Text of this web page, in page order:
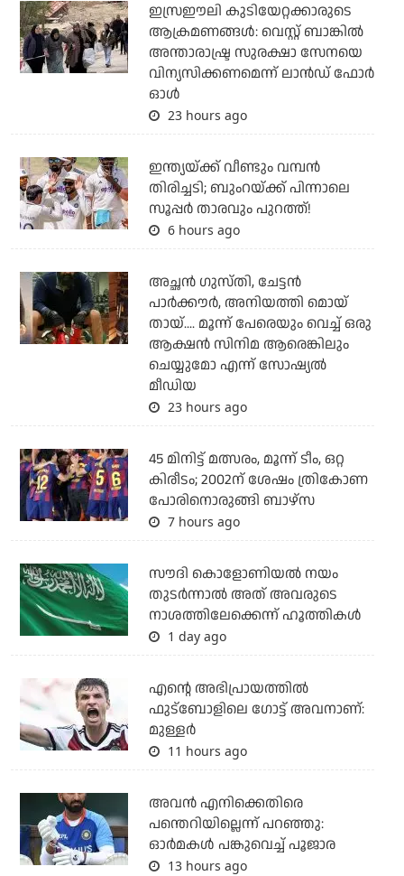
ഇസ്രഈലി കുടിയേറ്റക്കാരുടെ
ആക്രമണങ്ങള്‍: വെസ്റ്റ് ബാങ്കില്‍
അന്താരാഷ്ട്ര സുരക്ഷാ സേനയെ
വിന്യസിക്കണമെന്ന് ലാന്‍ഡ് ഫോര്‍
ഓള്‍
23 hours ago
ഇന്ത്യയ്ക്ക് വീണ്ടും വമ്പന്‍
തിരിച്ചടി; ബുംറയ്ക്ക് പിന്നാലെ
സൂപ്പര്‍ താരവും പുറത്ത്!
6 hours ago
അച്ഛന്‍ ഗുസ്തി, ചേട്ടന്‍
പാര്‍ക്കൗര്‍, അനിയത്തി മൊയ്
തായ്.... മൂന്ന് പേരെയും വെച്ച് ഒരു
ആക്ഷന്‍ സിനിമ ആരെങ്കിലും
ചെയ്യുമോ എന്ന് സോഷ്യല്‍
മീഡിയ
23 hours ago
45 മിനിട്ട് മത്സരം, മൂന്ന് ടീം, ഒറ്റ
കിരീടം; 2002ന് ശേഷം ത്രികോണ
പോരിനൊരുങ്ങി ബാഴ്‌സ
7 hours ago
സൗദി കൊളോണിയല്‍ നയം
തുടര്‍ന്നാല്‍ അത് അവരുടെ
നാശത്തിലേക്കെന്ന് ഹൂത്തികള്‍
1 day ago
എന്റെ അഭിപ്രായത്തില്‍
ഫുട്‌ബോളിലെ ഗോട്ട് അവനാണ്:
മുള്ളര്‍
11 hours ago
അവന്‍ എനിക്കെതിരെ
പന്തെറിയില്ലെന്ന് പറഞ്ഞു:
ഓര്‍മകള്‍ പങ്കുവെച്ച് പൂജാര
13 hours ago